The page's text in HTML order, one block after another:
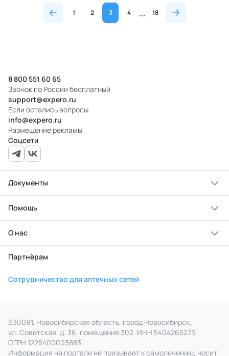
1 2 3 4 18
8 800 551 60 65
Звонок по России бесплатный
support@expero.ru
Если остались вопросы
info@expero.ru
Размещение рекламы
Соцсети
Документы
Помощь
О нас
Партнёрам
Сотрудничество для аптечных сетей
630091, Новосибирская область, город Новосибирск,
ул. Советская, д. 36, помещение 302. ИНН 5404265273,
ОГРН 1225400003883
Информация на портале не призывает к самолечению, носит